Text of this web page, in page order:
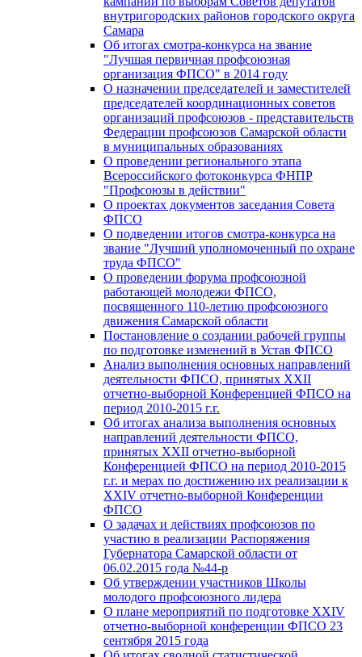
внутригородских районов городского округа
Самара
Об итогах смотра-конкурса на звание
"Лучшая первичная профсоюзная
организация ФПСО" в 2014 году
О назначении председателей и заместителей
председателей координационных советов
организаций профсоюзов - представительств
Федерации профсоюзов Самарской области
в муниципальных образованиях
О проведении регионального этапа
Всероссийского фотоконкурса ФНПР
"Профсоюзы в действии"
О проектах документов заседания Совета
ФПСО
О подведении итогов смотра-конкурса на
звание "Лучший уполномоченный по охране
труда ФПСО"
О проведении форума профсоюзной
работающей молодежи ФПСО,
посвященного 110-летию профсоюзного
движения Самарской области
Постановление о создании рабочей группы
по подготовке изменений в Устав ФПСО
Анализ выполнения основных направлений
деятельности ФПСО, принятых XXII
отчетно-выборной Конференцией ФПСО на
период 2010-2015 г.г.
Об итогах анализа выполнения основных
направлений деятельности ФПСО,
принятых XXII отчетно-выборной
Конференцией ФПСО на период 2010-2015
г.г. и мерах по достижению их реализации к
XXIV отчетно-выборной Конференции
ФПСО
О задачах и действиях профсоюзов по
участию в реализации Распоряжения
Губернатора Самарской области от
06.02.2015 года №44-р
Об утверждении участников Школы
молодого профсоюзного лидера
О плане мероприятий по подготовке XXIV
отчетно-выборной конференции ФПСО 23
сентября 2015 года